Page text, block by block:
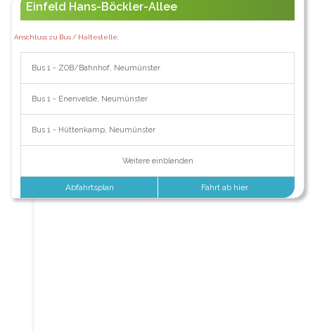
Einfeld Hans-Böckler-Allee
Anschluss zu Bus / Haltestelle:
Bus 1 - ZOB/Bahnhof, Neumünster
Bus 1 - Enenvelde, Neumünster
Bus 1 - Hüttenkamp, Neumünster
Weitere einblenden
Abfahrtsplan Fahrt ab hier